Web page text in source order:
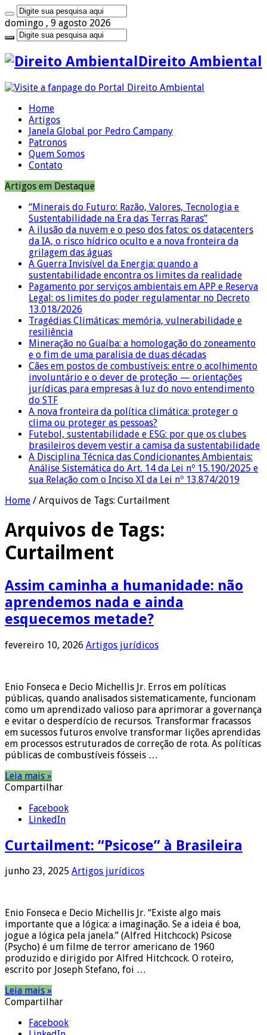
domingo , 9 agosto 2026
Direito Ambiental
Home
Artigos
Janela Global por Pedro Campany
Patronos
Quem Somos
Contato
Artigos em Destaque
“Minerais do Futuro: Razão, Valores, Tecnologia e
Sustentabilidade na Era das Terras Raras”
A ilusão da nuvem e o peso dos fatos: os datacenters
da IA, o risco hídrico oculto e a nova fronteira da
grilagem das águas
A Guerra Invisível da Energia: quando a
sustentabilidade encontra os limites da realidade
Pagamento por serviços ambientais em APP e Reserva
Legal: os limites do poder regulamentar no Decreto
13.018/2026
Tragédias Climáticas: memória, vulnerabilidade e
resiliência
Mineração no Guaíba: a homologação do zoneamento
e o fim de uma paralisia de duas décadas
Cães em postos de combustíveis: entre o acolhimento
involuntário e o dever de proteção — orientações
jurídicas para empresas à luz do novo entendimento
do STF
A nova fronteira da política climática: proteger o
clima ou proteger as pessoas?
Futebol, sustentabilidade e ESG: por que os clubes
brasileiros devem vestir a camisa da sustentabilidade
A Disciplina Técnica das Condicionantes Ambientais:
Análise Sistemática do Art. 14 da Lei nº 15.190/2025 e
sua Relação com o Inciso XI da Lei nº 13.874/2019
Home / Arquivos de Tags: Curtailment
Arquivos de Tags:
Curtailment
Assim caminha a humanidade: não
aprendemos nada e ainda
esquecemos metade?
fevereiro 10, 2026 Artigos jurídicos
Enio Fonseca e Decio Michellis Jr. Erros em políticas
públicas, quando analisados sistematicamente, funcionam
como um aprendizado valioso para aprimorar a governança
e evitar o desperdício de recursos. Transformar fracassos
em sucessos futuros envolve transformar lições aprendidas
em processos estruturados de correção de rota. As políticas
públicas de combustíveis fósseis …
Leia mais »
Compartilhar
Facebook
LinkedIn
Curtailment: “Psicose” à Brasileira
junho 23, 2025 Artigos jurídicos
Enio Fonseca e Decio Michellis Jr. “Existe algo mais
importante que a lógica: a imaginação. Se a ideia é boa,
jogue a lógica pela janela.” (Alfred Hitchcock) Psicose
(Psycho) é um filme de terror americano de 1960
produzido e dirigido por Alfred Hitchcock. O roteiro,
escrito por Joseph Stefano, foi …
Leia mais »
Compartilhar
Facebook